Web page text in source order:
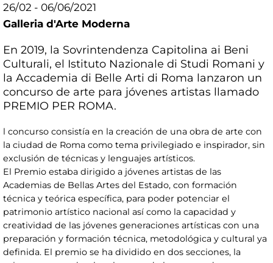
26/02 - 06/06/2021
Galleria d'Arte Moderna
En 2019, la Sovrintendenza Capitolina ai Beni
Culturali, el Istituto Nazionale di Studi Romani y
la Accademia di Belle Arti di Roma lanzaron un
concurso de arte para jóvenes artistas llamado
PREMIO PER ROMA.
l concurso consistía en la creación de una obra de arte con
la ciudad de Roma como tema privilegiado e inspirador, sin
exclusión de técnicas y lenguajes artísticos.
El Premio estaba dirigido a jóvenes artistas de las
Academias de Bellas Artes del Estado, con formación
técnica y teórica específica, para poder potenciar el
patrimonio artístico nacional así como la capacidad y
creatividad de las jóvenes generaciones artísticas con una
preparación y formación técnica, metodológica y cultural ya
definida. El premio se ha dividido en dos secciones, la